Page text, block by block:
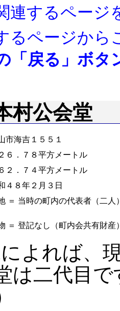
連するページ
るページから
「戻る」ボタ
村公会堂
市海吉１５５１
６．７８平方メートル
２．７４平方メートル
４８年２月３日
＝ 当時の町内の代表者（二人
＝ 登記なし（町内会共有財産
よれば、
は二代目